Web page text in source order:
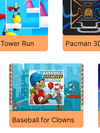
Tower Run Pacman
Baseball for Clowns